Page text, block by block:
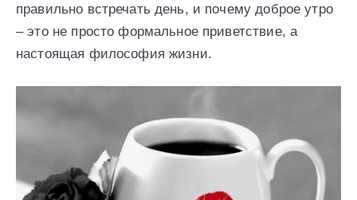
правильно встречать день, и почему доброе утро
– это не просто формальное приветствие, а
настоящая философия жизни.